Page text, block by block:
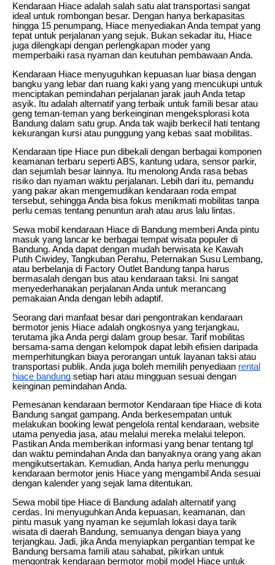
Kendaraan Hiace adalah salah satu alat transportasi sangat
ideal untuk rombongan besar. Dengan hanya berkapasitas
hingga 15 penumpang, Hiace menyediakan Anda tempat yang
tepat untuk perjalanan yang sejuk. Bukan sekadar itu, Hiace
juga dilengkapi dengan perlengkapan moder yang
memperbaiki rasa nyaman dan keutuhan pembawaan Anda.
Kendaraan Hiace menyuguhkan kepuasan luar biasa dengan
bangku yang lebar dan ruang kaki yang yang mencukupi untuk
menciptakan pemindahan perjalanan jarak jauh Anda tetap
asyik. Itu adalah alternatif yang terbaik untuk famili besar atau
geng teman-teman yang berkeinginan mengeksplorasi kota
Bandung dalam satu grup. Anda tak wajib berkecil hati tentang
kekurangan kursi atau punggung yang kebas saat mobilitas.
Kendaraan tipe Hiace pun dibekali dengan berbagai komponen
keamanan terbaru seperti ABS, kantung udara, sensor parkir,
dan sejumlah besar lainnya. Itu menolong Anda rasa bebas
risiko dan nyaman waktu perjalanan. Lebih dari itu, pemandu
yang pakar akan mengemudikan kendaraan roda empat
tersebut, sehingga Anda bisa fokus menikmati mobilitas tanpa
perlu cemas tentang penuntun arah atau arus lalu lintas.
Sewa mobil kendaraan Hiace di Bandung memberi Anda pintu
masuk yang lancar ke berbagai tempat wisata populer di
Bandung. Anda dapat dengan mudah berwisata ke Kawah
Putih Ciwidey, Tangkuban Perahu, Peternakan Susu Lembang,
atau berbelanja di Factory Outlet Bandung tanpa harus
bermasalah dengan bus atau kendaraan taksi. Ini sangat
menyederhanakan perjalanan Anda untuk merancang
pemakaian Anda dengan lebih adaptif.
Seorang dari manfaat besar dari pengontrakan kendaraan
bermotor jenis Hiace adalah ongkosnya yang terjangkau,
terutama jika Anda pergi dalam group besar. Tarif mobilitas
bersama-sama dengan kelompok dapat lebih efisien daripada
memperhitungkan biaya perorangan untuk layanan taksi atau
transportasi publik. Anda juga boleh memilih penyediaan rental
hiace bandung setiap hari atau mingguan sesuai dengan
keinginan pemindahan Anda.
Pemesanan kendaraan bermotor Kendaraan tipe Hiace di kota
Bandung sangat gampang. Anda berkesempatan untuk
melakukan booking lewat pengelola rental kendaraan, website
utama penyedia jasa, atau melalui mereka melalui telepon.
Pastikan Anda memberikan informasi yang benar tentang tgl
dan waktu pemindahan Anda dan banyaknya orang yang akan
mengikutsertakan. Kemudian, Anda hanya perlu menunggu
kendaraan bermotor jenis Hiace yang mengambil Anda sesuai
dengan kalender yang sejak lama ditentukan.
Sewa mobil tipe Hiace di Bandung adalah alternatif yang
cerdas. Ini menyuguhkan Anda kepuasan, keamanan, dan
pintu masuk yang nyaman ke sejumlah lokasi daya tarik
wisata di daerah Bandung, semuanya dengan biaya yang
terjangkau. Jadi, jika Anda menyiapkan pergantian tempat ke
Bandung bersama famili atau sahabat, pikirkan untuk
mengontrak kendaraan bermotor mobil model Hiace untuk